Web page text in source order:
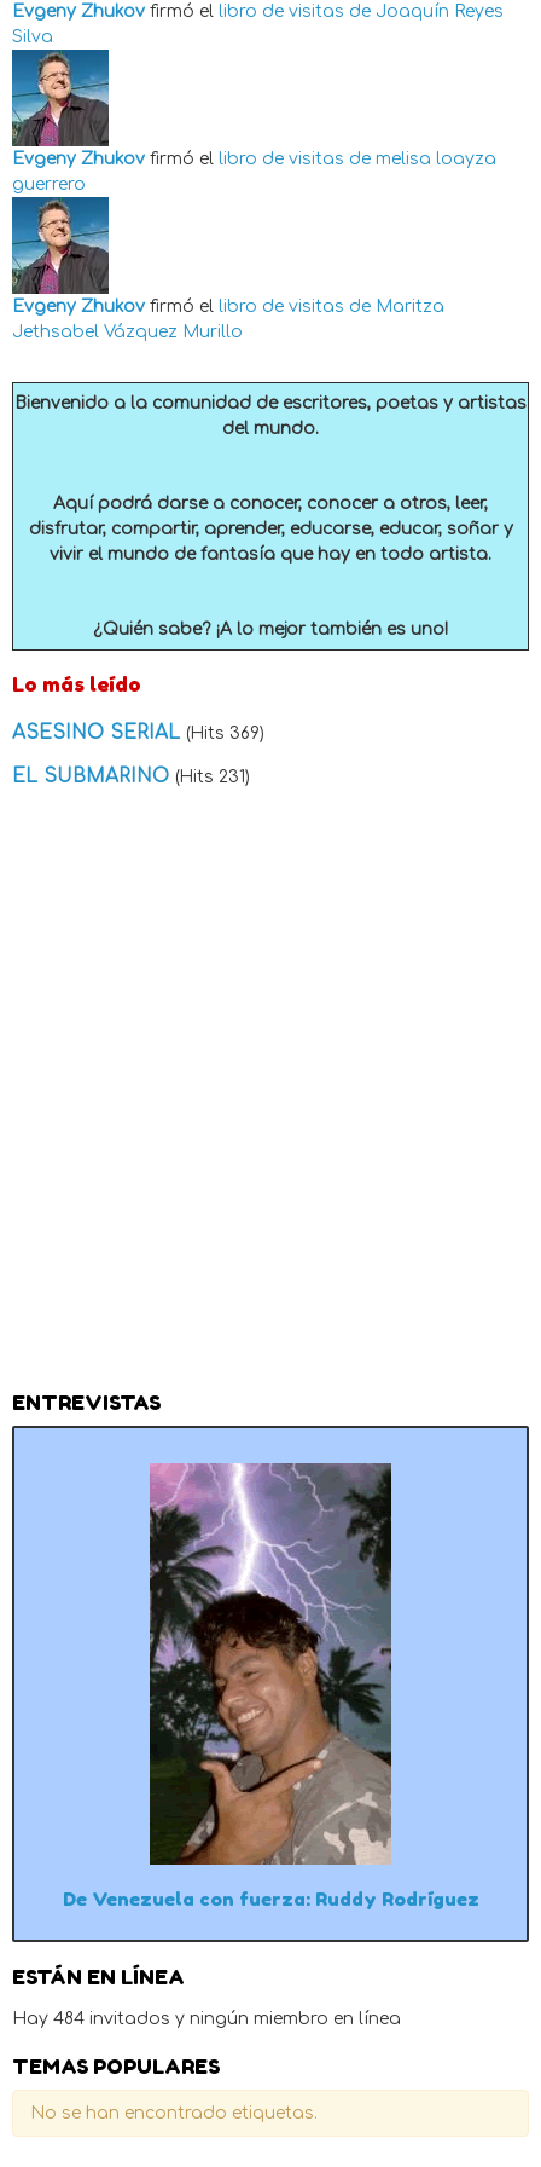
Evgeny Zhukov firmó el libro de visitas de Joaquín Reyes
Silva
Evgeny Zhukov firmó el libro de visitas de melisa loayza
guerrero
Evgeny Zhukov firmó el libro de visitas de Maritza
Jethsabel Vázquez Murillo
Bienvenido a la comunidad de escritores, poetas y artistas
del mundo.
Aquí podrá darse a conocer, conocer a otros, leer,
disfrutar, compartir, aprender, educarse, educar, soñar y
vivir el mundo de fantasía que hay en todo artista.
¿Quién sabe? ¡A lo mejor también es uno!
Lo más leído
ASESINO SERIAL (Hits 369)
EL SUBMARINO (Hits 231)
ENTREVISTAS
De Venezuela con fuerza: Ruddy Rodríguez
ESTÁN EN LÍNEA
Hay 484 invitados y ningún miembro en línea
TEMAS POPULARES
No se han encontrado etiquetas.